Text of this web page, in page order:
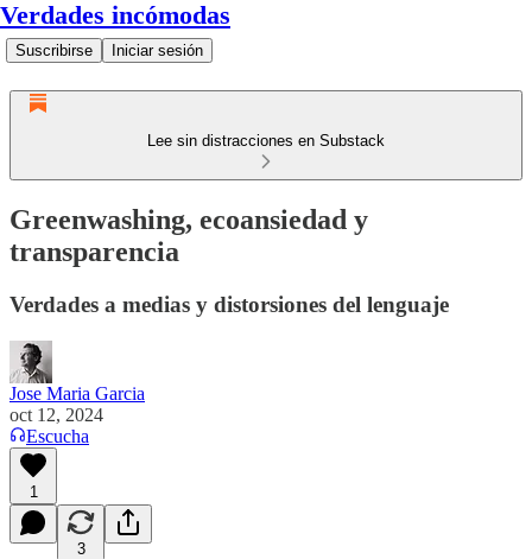
Verdades incómodas
Suscribirse Iniciar sesión
Lee sin distracciones en Substack
Greenwashing, ecoansiedad y
transparencia
Verdades a medias y distorsiones del lenguaje
Jose Maria Garcia
oct 12, 2024
Escucha
1
3